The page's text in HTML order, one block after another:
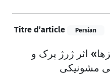
Titre d’article Persian
اثر ژرژ پرک و
مشونیکی